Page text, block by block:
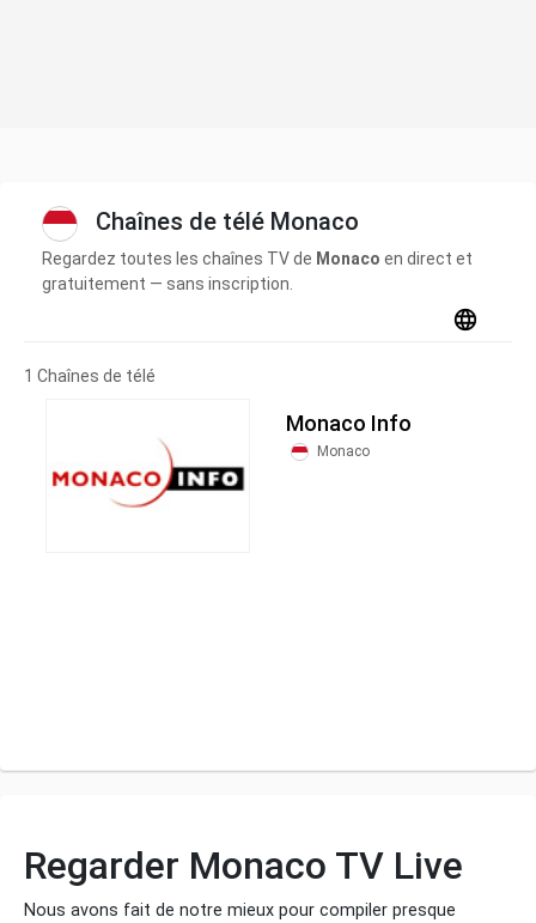
Chaînes de télé Monaco
Regardez toutes les chaînes TV de Monaco en direct et
gratuitement — sans inscription.
1 Chaînes de télé
Monaco Info
Monaco
Regarder Monaco TV Live
Nous avons fait de notre mieux pour compiler presque